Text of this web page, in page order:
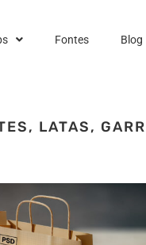
Fontes Blog
LATAS,